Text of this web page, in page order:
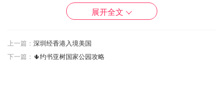
第一代果酸
展开全文
上一篇： 深圳经香港入境美国
下一篇： 🌵约书亚树国家公园攻略